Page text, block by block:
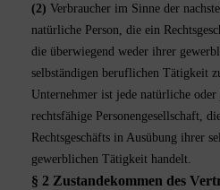
(2) Verbraucher im Sinne der
natürliche Person, die ein
die überwiegend weder ihrer
selbständigen beruflichen Tätigkeit
Unternehmer ist jede natürliche
rechtsfähige Personengesellschaft,
Rechtsgeschäfts in Ausübung ihrer
gewerblichen Tätigkeit handelt.
§ 2 Zustandekommen des